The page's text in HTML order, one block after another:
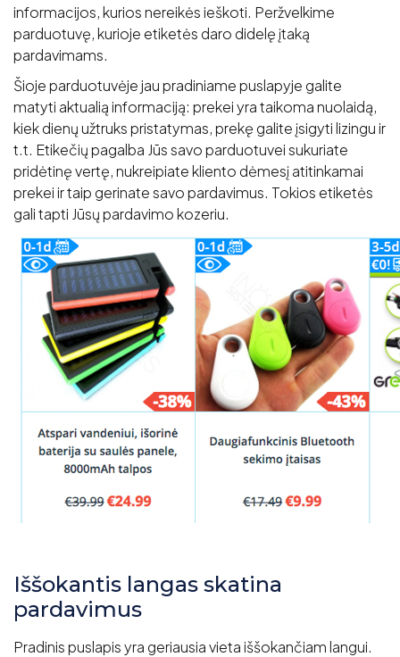
informacijos, kurios nereikės ieškoti. Peržvelkime
parduotuvę, kurioje etiketės daro didelę įtaką
pardavimams.
Šioje parduotuvėje jau pradiniame puslapyje galite
matyti aktualią informaciją: prekei yra taikoma nuolaidą,
kiek dienų užtruks pristatymas, prekę galite įsigyti lizingu ir
t.t. Etikečių pagalba Jūs savo parduotuvei sukuriate
pridėtinę vertę, nukreipiate kliento dėmesį atitinkamai
prekei ir taip gerinate savo pardavimus. Tokios etiketės
gali tapti Jūsų pardavimo kozeriu.
Iššokantis langas skatina
pardavimus
Pradinis puslapis yra geriausia vieta iššokančiam langui.